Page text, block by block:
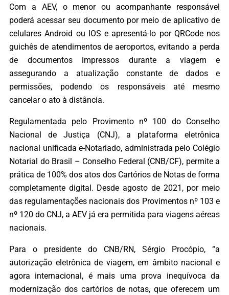
Com a AEV, o menor ou acompanhante responsável
poderá acessar seu documento por meio de aplicativo de
celulares Android ou IOS e apresentá-lo por QRCode nos
guichês de atendimentos de aeroportos, evitando a perda
de documentos impressos durante a viagem e
assegurando a atualização constante de dados e
permissões, podendo os responsáveis até mesmo
cancelar o ato à distância.
Regulamentada pelo Provimento nº 100 do Conselho
Nacional de Justiça (CNJ), a plataforma eletrônica
nacional unificada e-Notariado, administrada pelo Colégio
Notarial do Brasil – Conselho Federal (CNB/CF), permite a
prática de 100% dos atos dos Cartórios de Notas de forma
completamente digital. Desde agosto de 2021, por meio
das regulamentações nacionais dos Provimentos nº 103 e
nº 120 do CNJ, a AEV já era permitida para viagens aéreas
nacionais.
Para o presidente do CNB/RN, Sérgio Procópio, “a
autorização eletrônica de viagem, em âmbito nacional e
agora internacional, é mais uma prova inequívoca da
modernização dos cartórios de notas, que oferecem um